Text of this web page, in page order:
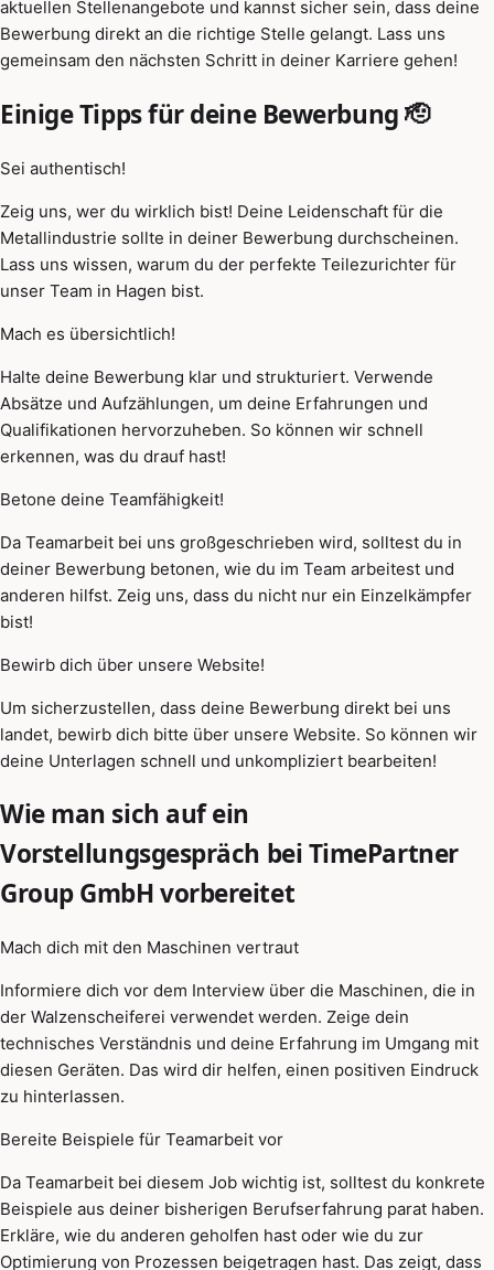
aktuellen Stellenangebote und kannst sicher sein, dass deine
Bewerbung direkt an die richtige Stelle gelangt. Lass uns
gemeinsam den nächsten Schritt in deiner Karriere gehen!
Einige Tipps für deine Bewerbung 🫡
Sei authentisch!
Zeig uns, wer du wirklich bist! Deine Leidenschaft für die
Metallindustrie sollte in deiner Bewerbung durchscheinen.
Lass uns wissen, warum du der perfekte Teilezurichter für
unser Team in Hagen bist.
Mach es übersichtlich!
Halte deine Bewerbung klar und strukturiert. Verwende
Absätze und Aufzählungen, um deine Erfahrungen und
Qualifikationen hervorzuheben. So können wir schnell
erkennen, was du drauf hast!
Betone deine Teamfähigkeit!
Da Teamarbeit bei uns großgeschrieben wird, solltest du in
deiner Bewerbung betonen, wie du im Team arbeitest und
anderen hilfst. Zeig uns, dass du nicht nur ein Einzelkämpfer
bist!
Bewirb dich über unsere Website!
Um sicherzustellen, dass deine Bewerbung direkt bei uns
landet, bewirb dich bitte über unsere Website. So können wir
deine Unterlagen schnell und unkompliziert bearbeiten!
Wie man sich auf ein
Vorstellungsgespräch bei TimePartner
Group GmbH vorbereitet
Mach dich mit den Maschinen vertraut
Informiere dich vor dem Interview über die Maschinen, die in
der Walzenscheiferei verwendet werden. Zeige dein
technisches Verständnis und deine Erfahrung im Umgang mit
diesen Geräten. Das wird dir helfen, einen positiven Eindruck
zu hinterlassen.
Bereite Beispiele für Teamarbeit vor
Da Teamarbeit bei diesem Job wichtig ist, solltest du konkrete
Beispiele aus deiner bisherigen Berufserfahrung parat haben.
Erkläre, wie du anderen geholfen hast oder wie du zur
Optimierung von Prozessen beigetragen hast. Das zeigt, dass